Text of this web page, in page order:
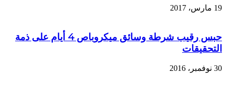
19 مارس، 2017
حبس رقيب شرطة وسائق ميكروباص 4 أيام على ذمة
التحقيقات
30 نوفمبر، 2016